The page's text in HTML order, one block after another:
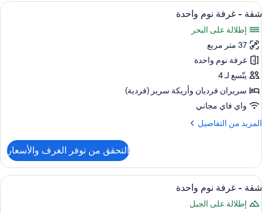
استعراض
جميع
صور
شقة
-
غرفة
نوم
واحدة
خزنة داخل الغرفة وستائر تعتيم ومكواة/
4
شقة - غرفة نوم واحدة
إطلالة على البحر
37 متر مربع
غرفة نوم واحدة
يتّسع لـ 4
سريران فرديان‫‬ وأريكة سرير (فردية)
واي فاي مجاني
المزيد من التفاصيل
المزيد
شقة
غرفة
واحدة
التحقق من توفر الغرف والأسعار
استعراض
جميع
صور
4
شقة - غرفة نوم واحدة
إطلالة على الجبل